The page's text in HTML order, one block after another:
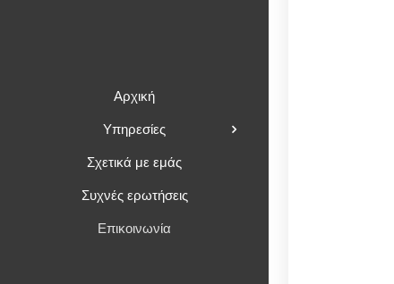
Αρχική
Υπηρεσίες
Σχετικά με εμάς
Συχνές ερωτήσεις
Επικοινωνία